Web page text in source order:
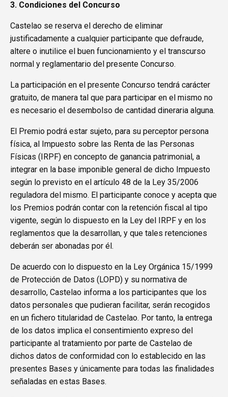
3. Condiciones del Concurso
Castelao se reserva el derecho de eliminar
justificadamente a cualquier participante que defraude,
altere o inutilice el buen funcionamiento y el transcurso
normal y reglamentario del presente Concurso.
La participación en el presente Concurso tendrá carácter
gratuito, de manera tal que para participar en el mismo no
es necesario el desembolso de cantidad dineraria alguna.
El Premio podrá estar sujeto, para su perceptor persona
física, al Impuesto sobre las Renta de las Personas
Físicas (IRPF) en concepto de ganancia patrimonial, a
integrar en la base imponible general de dicho Impuesto
según lo previsto en el artículo 48 de la Ley 35/2006
reguladora del mismo. El participante conoce y acepta que
los Premios podrán contar con la retención fiscal al tipo
vigente, según lo dispuesto en la Ley del IRPF y en los
reglamentos que la desarrollan, y que tales retenciones
deberán ser abonadas por él.
De acuerdo con lo dispuesto en la Ley Orgánica 15/1999
de Protección de Datos (LOPD) y su normativa de
desarrollo, Castelao informa a los participantes que los
datos personales que pudieran facilitar, serán recogidos
en un fichero titularidad de Castelao. Por tanto, la entrega
de los datos implica el consentimiento expreso del
participante al tratamiento por parte de Castelao de
dichos datos de conformidad con lo establecido en las
presentes Bases y únicamente para todas las finalidades
señaladas en estas Bases.